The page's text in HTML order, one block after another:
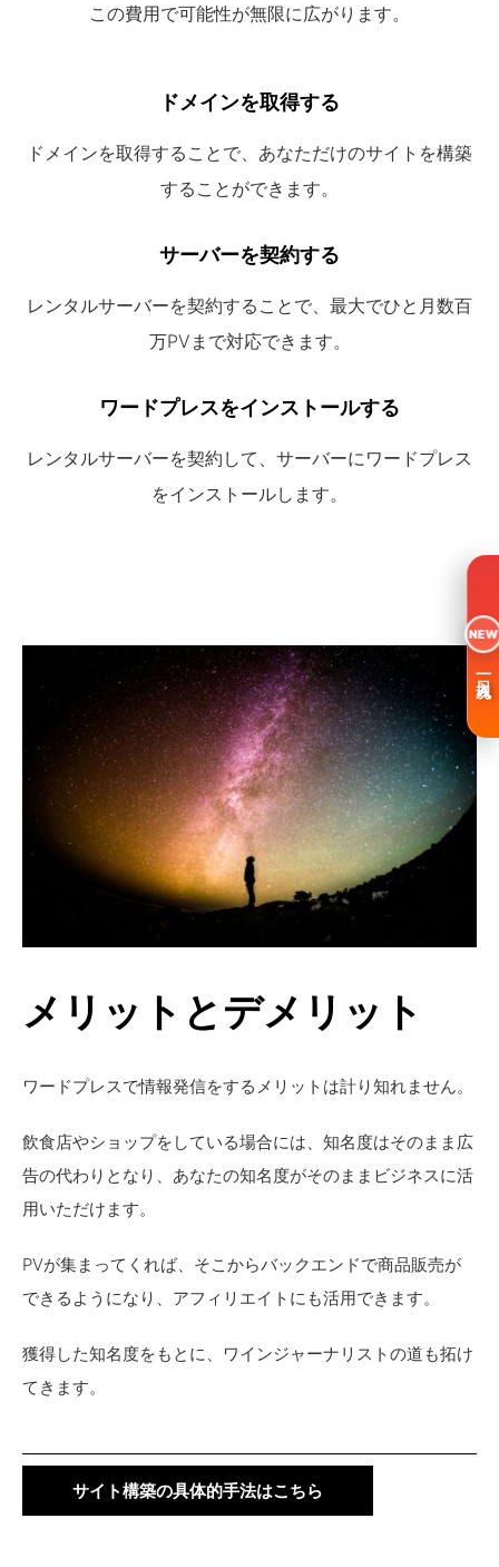
この費用で可能性が無限に広がります。
ドメインを取得する
ドメインを取得することで、あなただけのサイトを構築
することができます。
サーバーを契約する
レンタルサーバーを契約することで、最大でひと月数百
万PVまで対応できます。
ワードプレスをインストールする
レンタルサーバーを契約して、サーバーにワードプレス
をインストールします。
メリットとデメリット
ワードプレスで情報発信をするメリットは計り知れません。
飲食店やショップをしている場合には、知名度はそのまま広
告の代わりとなり、あなたの知名度がそのままビジネスに活
用いただけます。
PVが集まってくれば、そこからバックエンドで商品販売が
できるようになり、アフィリエイトにも活用できます。
獲得した知名度をもとに、ワインジャーナリストの道も拓け
てきます。
サイト構築の具体的手法はこちら
NEW